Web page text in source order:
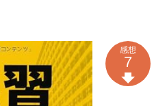
感想
7